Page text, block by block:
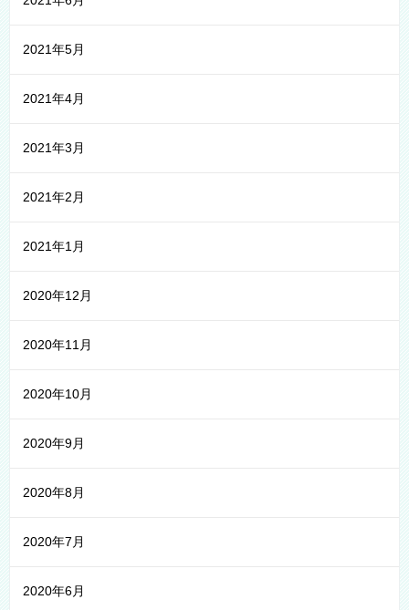
2021年5月
2021年4月
2021年3月
2021年2月
2021年1月
2020年12月
2020年11月
2020年10月
2020年9月
2020年8月
2020年7月
2020年6月